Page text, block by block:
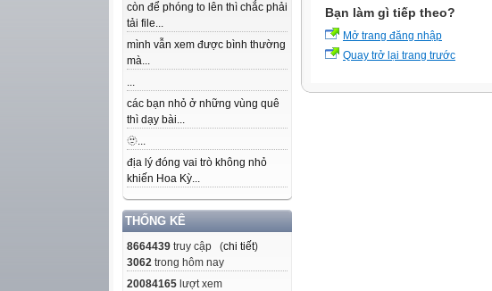
còn để phóng to lên thì chắc phải
tải file...
mình vẫn xem được bình thường
mà...
...
các bạn nhỏ ở những vùng quê
thì dạy bài...
🫥...
địa lý đóng vai trò không nhỏ
khiến Hoa Kỳ...
THỐNG KÊ
8664439 truy cập (chi tiết)
3062 trong hôm nay
20084165 lượt xem
Bạn làm gì tiếp theo?
Mở trang đăng nhập
Quay trở lại trang trước